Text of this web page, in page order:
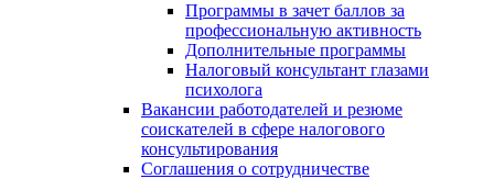
Программы в зачет баллов за
профессиональную активность
Дополнительные программы
Налоговый консультант глазами
психолога
Вакансии работодателей и резюме
соискателей в сфере налогового
консультирования
Соглашения о сотрудничестве